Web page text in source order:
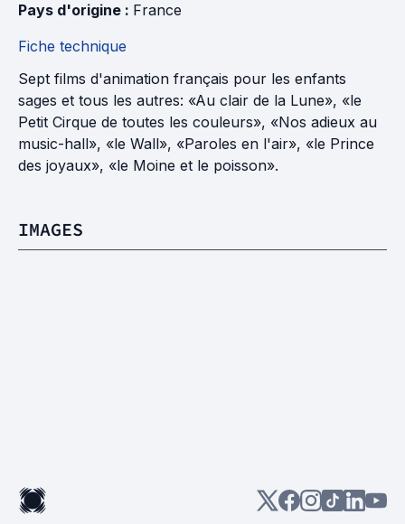
Pays d'origine : France
Fiche technique
Sept films d'animation français pour les enfants
sages et tous les autres: «Au clair de la Lune», «le
Petit Cirque de toutes les couleurs», «Nos adieux au
music-hall», «le Wall», «Paroles en l'air», «le Prince
des joyaux», «le Moine et le poisson».
IMAGES